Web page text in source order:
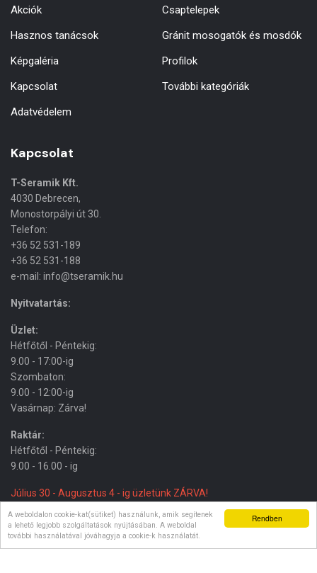
Rendben
A weboldalon cookie-kat(sütiket) használunk, amik segítenek
a lehető legjobb szolgáltatások nyújtásában. A weboldal
további használatával jóváhagyja a cookie-k használatát.
Akciók
Hasznos tanácsok
Képgaléria
Kapcsolat
Adatvédelem
Csaptelepek
Gránit mosogatók és mosdók
Profilok
További kategóriák
Kapcsolat
T-Seramik Kft.
4030 Debrecen,
Monostorpályi út 30.
Telefon:
+36 52 531-189
+36 52 531-188
e-mail: info@tseramik.hu
Nyitvatartás:
Üzlet:
Hétfőtől - Péntekig:
9.00 - 17:00-ig
Szombaton:
9.00 - 12:00-ig
Vasárnap: Zárva!
Raktár:
Hétfőtől - Péntekig:
9.00 - 16.00 - ig
Július 30 - Augusztus 4 - ig üzletünk ZÁRVA!